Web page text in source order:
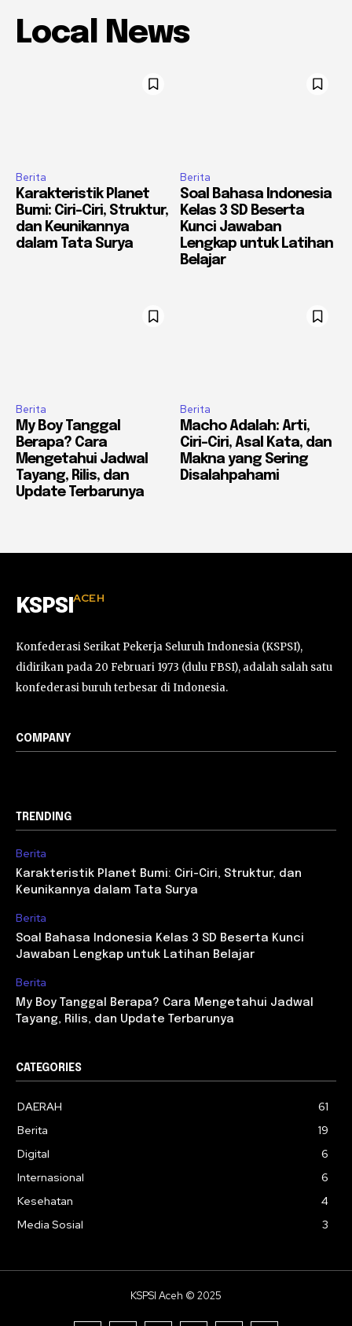
Local News
Berita
Karakteristik Planet
Bumi: Ciri-Ciri, Struktur,
dan Keunikannya
dalam Tata Surya
Berita
Soal Bahasa Indonesia
Kelas 3 SD Beserta
Kunci Jawaban
Lengkap untuk Latihan
Belajar
Berita
My Boy Tanggal
Berapa? Cara
Mengetahui Jadwal
Tayang, Rilis, dan
Update Terbarunya
Berita
Macho Adalah: Arti,
Ciri-Ciri, Asal Kata, dan
Makna yang Sering
Disalahpahami
KSPSIACEH
Konfederasi Serikat Pekerja Seluruh Indonesia (KSPSI),
didirikan pada 20 Februari 1973 (dulu FBSI), adalah salah satu
konfederasi buruh terbesar di Indonesia.
COMPANY
TRENDING
Berita
Karakteristik Planet Bumi: Ciri-Ciri, Struktur, dan
Keunikannya dalam Tata Surya
Berita
Soal Bahasa Indonesia Kelas 3 SD Beserta Kunci
Jawaban Lengkap untuk Latihan Belajar
Berita
My Boy Tanggal Berapa? Cara Mengetahui Jadwal
Tayang, Rilis, dan Update Terbarunya
CATEGORIES
DAERAH
61
Berita
19
Digital
6
Internasional
6
Kesehatan
4
Media Sosial
3
KSPSI Aceh © 2025